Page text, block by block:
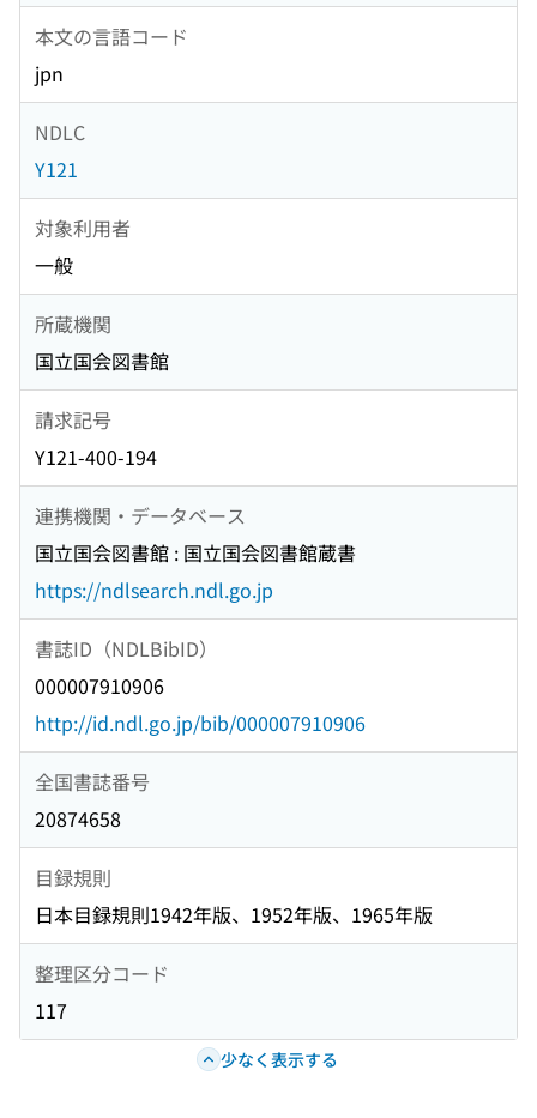
本文の言語コード
jpn
NDLC
Y121
対象利用者
一般
所蔵機関
国立国会図書館
請求記号
Y121-400-194
連携機関・データベース
国立国会図書館 : 国立国会図書館蔵書
https://ndlsearch.ndl.go.jp
書誌ID（NDLBibID）
000007910906
http://id.ndl.go.jp/bib/000007910906
全国書誌番号
20874658
目録規則
日本目録規則1942年版、1952年版、1965年版
整理区分コード
117
少なく表示する